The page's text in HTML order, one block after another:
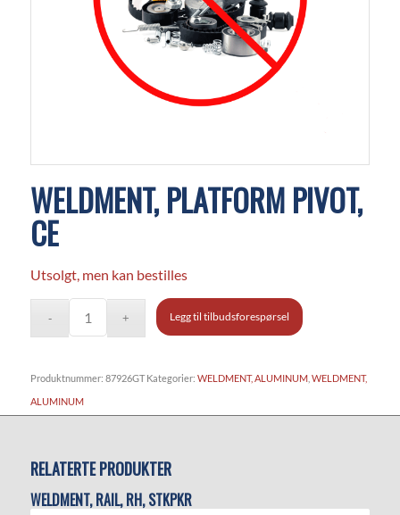
WELDMENT, PLATFORM PIVOT,
CE
Utsolgt, men kan bestilles
Legg til tilbudsforespørsel
Produktnummer: 87926GT Kategorier: WELDMENT, ALUMINUM, WELDMENT,
ALUMINUM
RELATERTE PRODUKTER
WELDMENT, RAIL, RH, STKPKR